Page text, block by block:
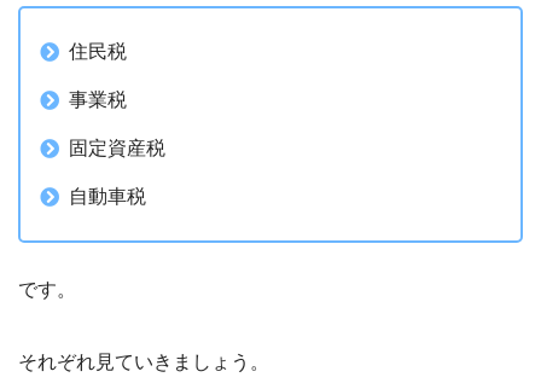
住民税
事業税
固定資産税
自動車税
です。
それぞれ見ていきましょう。